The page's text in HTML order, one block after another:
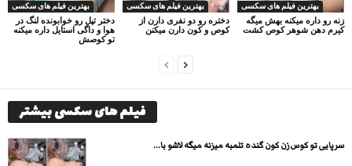
بهترین فیلم های سکسی
دختر تپل رو خوابونده لنگ در
هوا و داگی استایل داره میکنه
تو کوصش
بهترین فیلم های سکسی
دختره رو دو نفری دارن از
کوص و کون دارن میکنن
بهترین فیلم های سکسی
زنه رو داره میکنه بهش میگه
کیرم دهن شوهر کوص کشت
فیلم های سکسی بیشتر
سرپایی تو کوس زن کون گنده تلمبه میزنه میگه لاشو با...